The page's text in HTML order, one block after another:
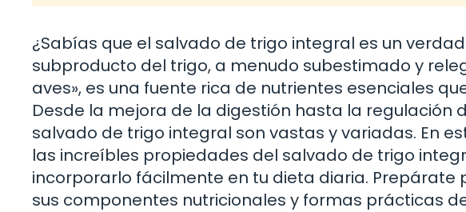
¿Sabías que el salvado de trigo integral es un
subproducto del trigo, a menudo subestimado y
aves», es una fuente rica de nutrientes esenciales
Desde la mejora de la digestión hasta la regulación
salvado de trigo integral son vastas y variadas. En
las increíbles propiedades del salvado de trigo
incorporarlo fácilmente en tu dieta diaria. Prepárate
sus componentes nutricionales y formas prácticas